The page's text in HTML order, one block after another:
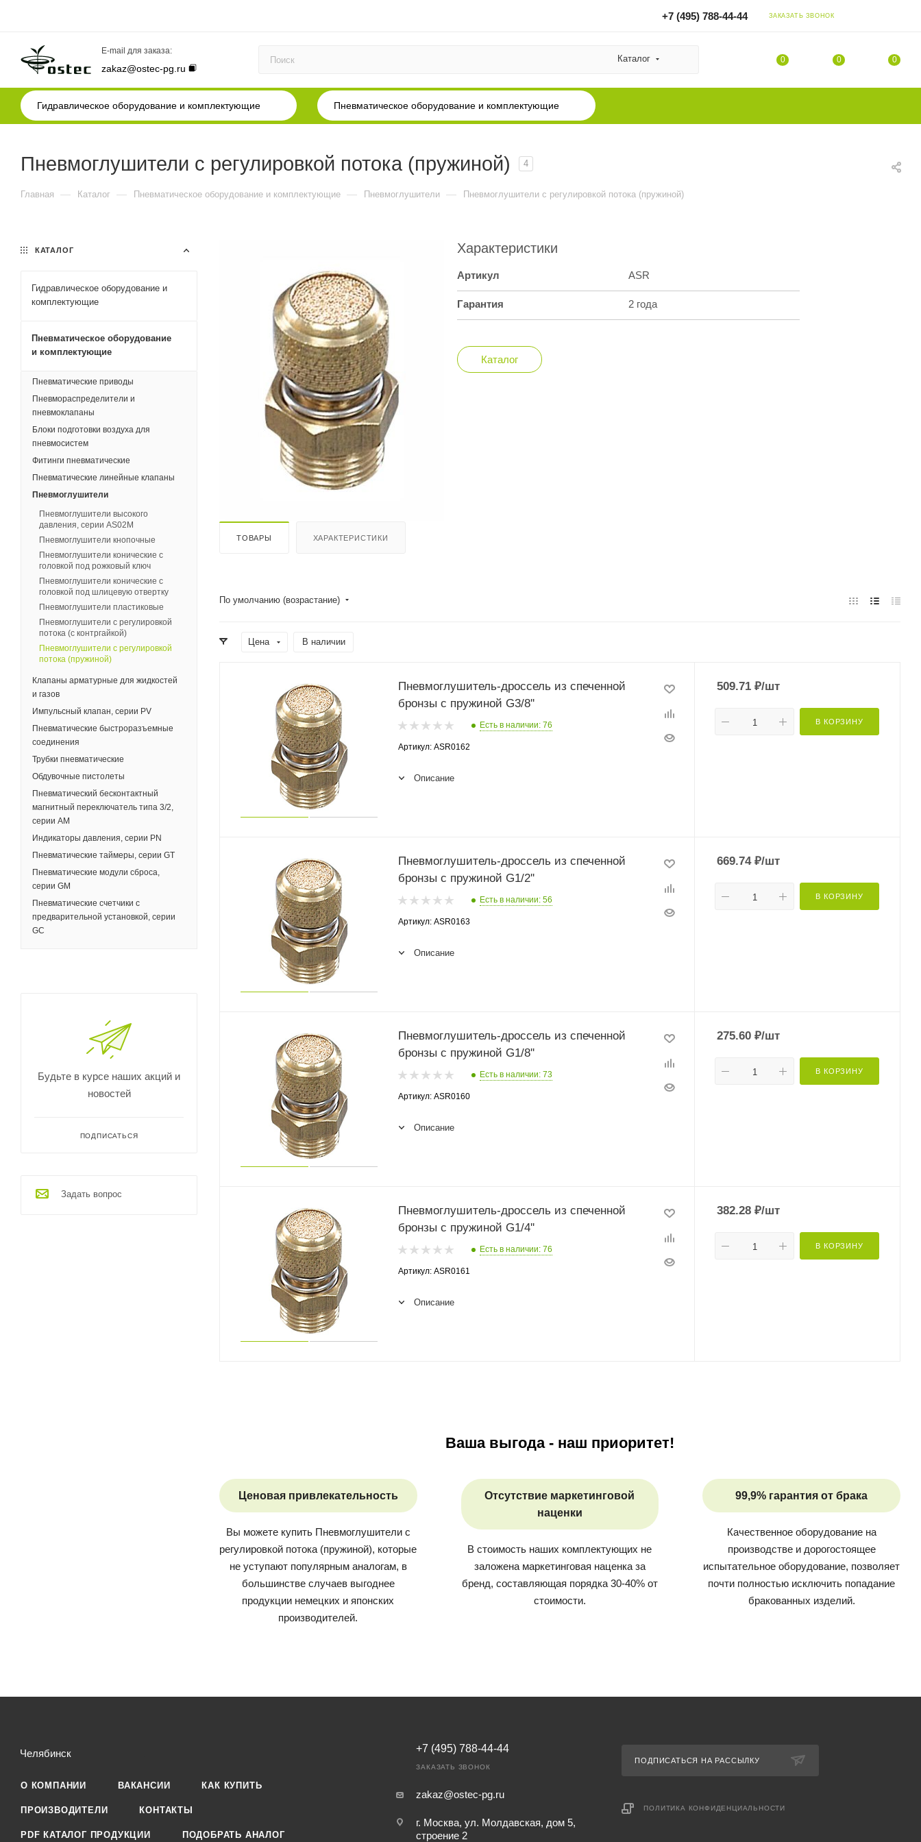
+7 (495) 788-44-44 ЗАКАЗАТЬ ЗВОНОК
E-mail для заказа:
zakaz@ostec-pg.ru
Каталог 0 0 0
Гидравлическое оборудование и комплектующие Пневматическое оборудование и комплектующие
Пневмоглушители с регулировкой потока (пружиной) 4
Главная — Каталог — Пневматическое оборудование и комплектующие — Пневмоглушители — Пневмоглушители с регулировкой потока (пружиной)
Характеристики
Артикул ASR
Гарантия 2 года
Каталог
ТОВАРЫ ХАРАКТЕРИСТИКИ
По умолчанию (возрастание)
Цена В наличии
Пневмоглушитель-дроссель из спеченной
бронзы с пружиной G3/8''
Есть в наличии: 76
Артикул: ASR0162
Описание
509.71 ₽/шт
В КОРЗИНУ
Пневмоглушитель-дроссель из спеченной
бронзы с пружиной G1/2''
Есть в наличии: 56
Артикул: ASR0163
Описание
669.74₽/шт
В КОРЗИНУ
Пневмоглушитель-дроссель из спеченной
бронзы с пружиной G1/8''
Есть в наличии: 73
Артикул: ASR0160
Описание
275.60 ₽/шт
В КОРЗИНУ
Пневмоглушитель-дроссель из спеченной
бронзы с пружиной G1/4''
Есть в наличии: 76
Артикул: ASR0161
Описание
382.28 ₽/шт
В КОРЗИНУ
Ваша выгода - наш приоритет!
Ценовая привлекательность
Вы можете купить Пневмоглушители с
регулировкой потока (пружиной), которые
не уступают популярным аналогам, в
большинстве случаев выгоднее
продукции немецких и японских
производителей.
Отсутствие маркетинговой
наценки
В стоимость наших комплектующих не
заложена маркетинговая наценка за
бренд, составляющая порядка 30-40% от
стоимости.
99,9% гарантия от брака
Качественное оборудование на
производстве и дорогостоящее
испытательное оборудование, позволяет
почти полностью исключить попадание
бракованных изделий.
КАТАЛОГ
Гидравлическое оборудование и
комплектующие
Пневматическое оборудование
и комплектующие
Пневматические приводы
Пневмораспределители и
пневмоклапаны
Блоки подготовки воздуха для
пневмосистем
Фитинги пневматические
Пневматические линейные клапаны
Пневмоглушители
Пневмоглушители высокого
давления, серии AS02M
Пневмоглушители кнопочные
Пневмоглушители конические с
головкой под рожковый ключ
Пневмоглушители конические с
головкой под шлицевую отвертку
Пневмоглушители пластиковые
Пневмоглушители с регулировкой
потока (с контргайкой)
Пневмоглушители с регулировкой
потока (пружиной)
Клапаны арматурные для жидкостей
и газов
Импульсный клапан, серии PV
Пневматические быстроразъемные
соединения
Трубки пневматические
Обдувочные пистолеты
Пневматический бесконтактный
магнитный переключатель типа 3/2,
серии AM
Индикаторы давления, серии PN
Пневматические таймеры, серии GT
Пневматические модули сброса,
серии GM
Пневматические счетчики с
предварительной установкой, серии
GC
Будьте в курсе наших акций и
новостей
ПОДПИСАТЬСЯ
Задать вопрос
Челябинск
О КОМПАНИИ ВАКАНСИИ КАК КУПИТЬ
ПРОИЗВОДИТЕЛИ КОНТАКТЫ
PDF КАТАЛОГ ПРОДУКЦИИ ПОДОБРАТЬ АНАЛОГ
+7 (495) 788-44-44
ЗАКАЗАТЬ ЗВОНОК
zakaz@ostec-pg.ru
г. Москва, ул. Молдавская, дом 5,
строение 2
ПОДПИСАТЬСЯ НА РАССЫЛКУ
ПОЛИТИКА КОНФИДЕНЦИАЛЬНОСТИ